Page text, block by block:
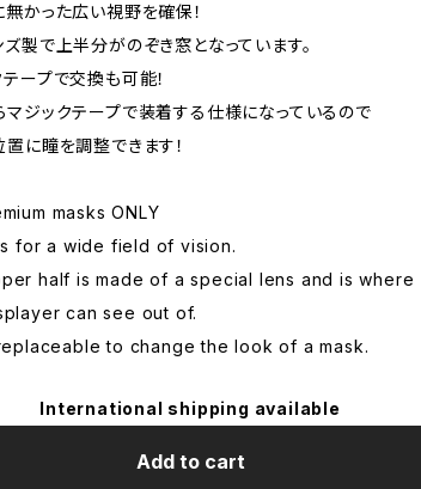
かった広い視野を確保！
製で上半分がのぞき窓となっています。
ープで交換も可能！
マジックテープで装着する仕様になっているので
に瞳を調整できます！
masks ONLY
for a wide field of vision.
half is made of a special lens and is where
can see out of.
to change the look of a mask.
International shipping available
Add to cart